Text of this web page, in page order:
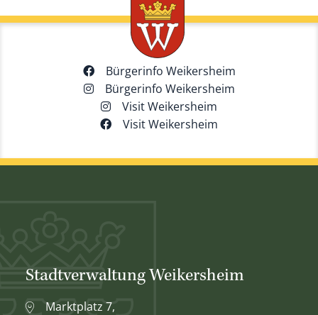
Bürgerinfo Weikersheim
Bürgerinfo Weikersheim
Visit Weikersheim
Visit Weikersheim
Stadtverwaltung Weikersheim
Marktplatz 7,